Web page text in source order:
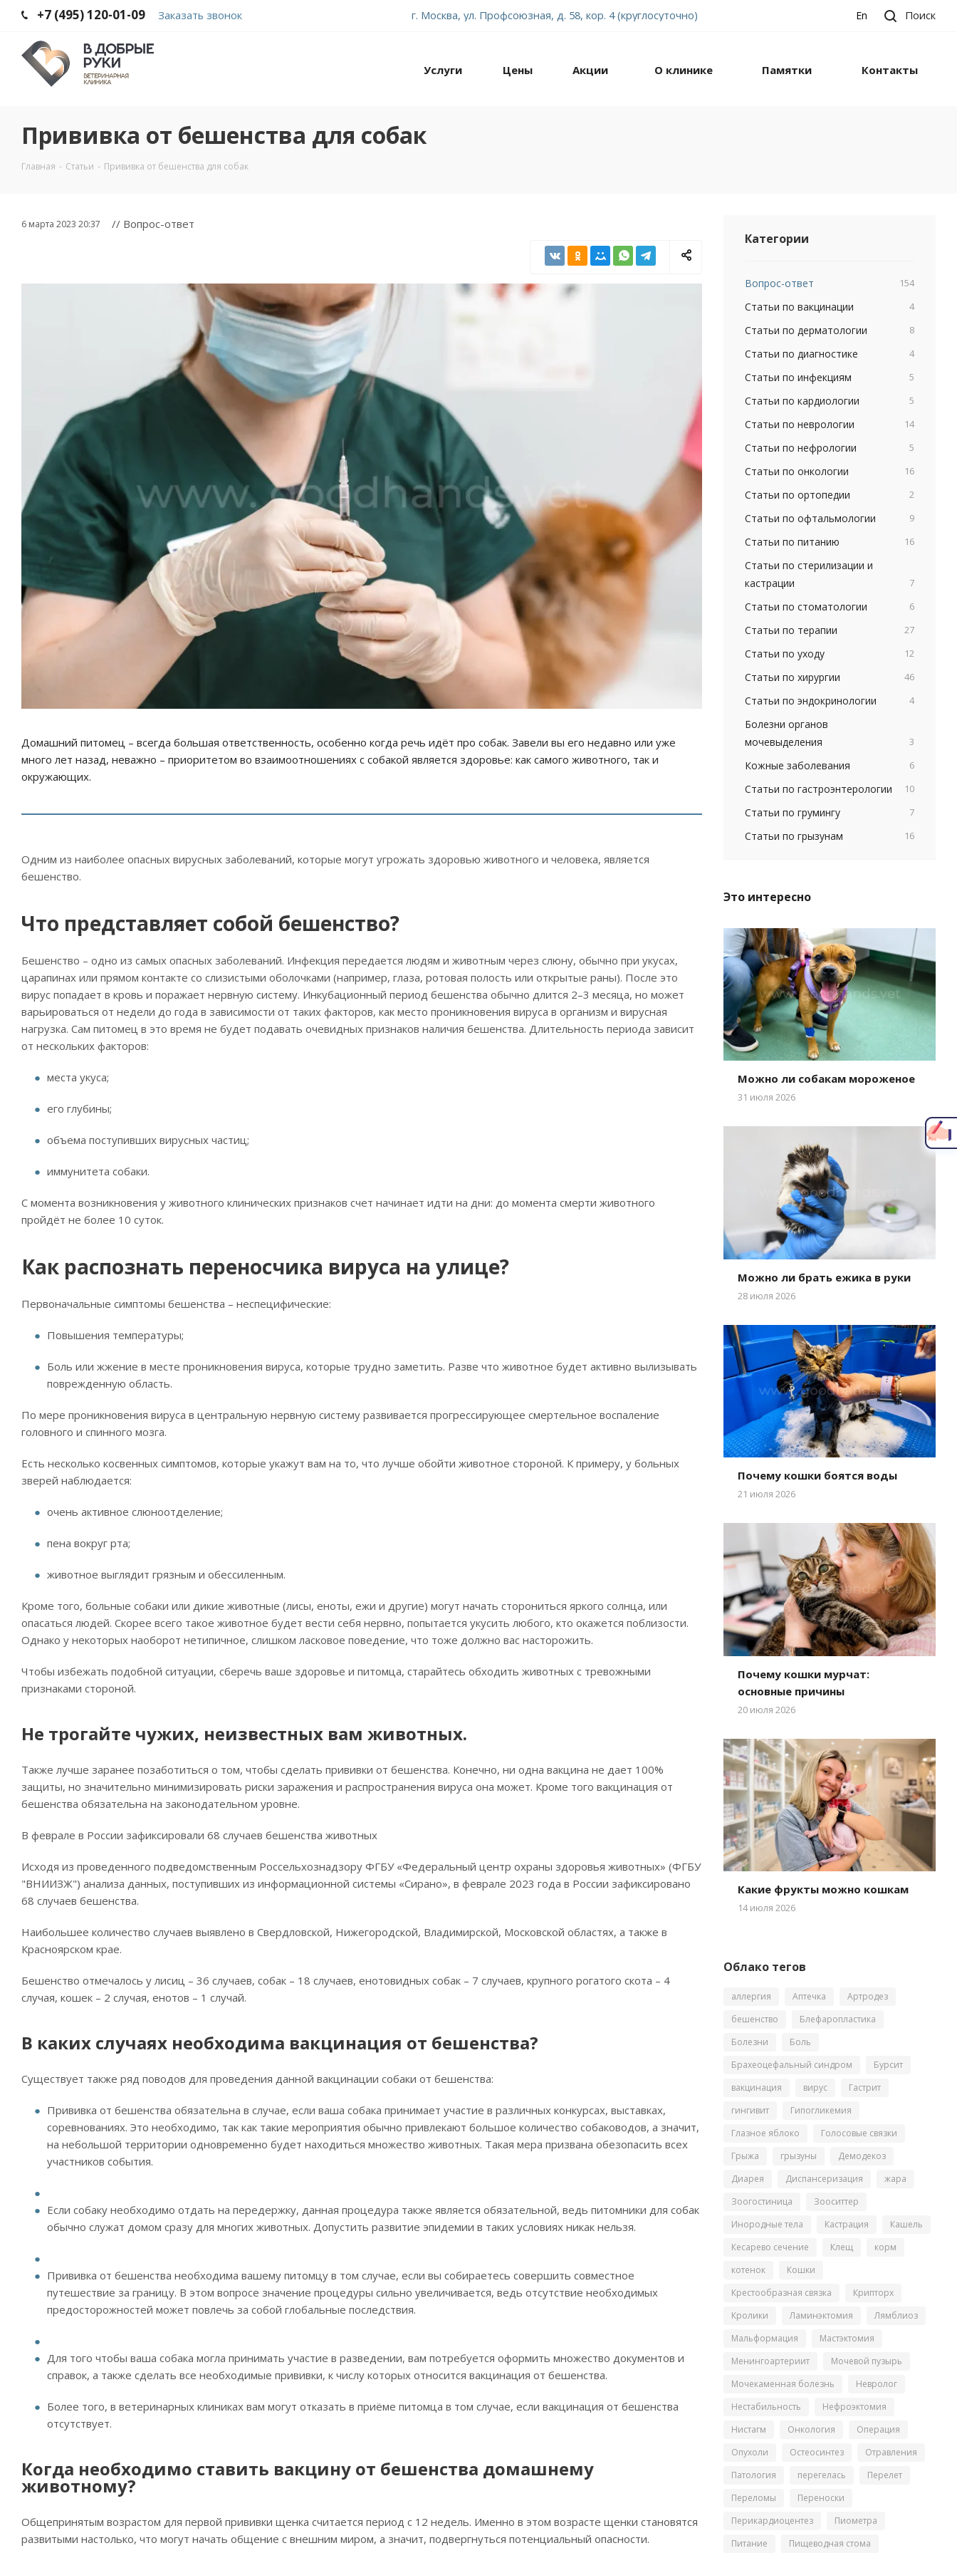
+7 (495) 120-01-09 Заказать звонок г. Москва, ул. Профсоюзная, д. 58, кор. 4 (круглосуточно) En Поиск
Услуги Цены Акции О клинике Памятки Контакты
Прививка от бешенства для собак
Главная - Статьи - Прививка от бешенства для собак
6 марта 2023 20:37 // Вопрос-ответ
Домашний питомец – всегда большая ответственность, особенно когда речь идёт про собак. Завели вы его недавно или уже
много лет назад, неважно – приоритетом во взаимоотношениях с собакой является здоровье: как самого животного, так и
окружающих.
Одним из наиболее опасных вирусных заболеваний, которые могут угрожать здоровью животного и человека, является
бешенство.
Что представляет собой бешенство?
Бешенство – одно из самых опасных заболеваний. Инфекция передается людям и животным через слюну, обычно при укусах,
царапинах или прямом контакте со слизистыми оболочками (например, глаза, ротовая полость или открытые раны). После это
вирус попадает в кровь и поражает нервную систему. Инкубационный период бешенства обычно длится 2–3 месяца, но может
варьироваться от недели до года в зависимости от таких факторов, как место проникновения вируса в организм и вирусная
нагрузка. Сам питомец в это время не будет подавать очевидных признаков наличия бешенства. Длительность периода зависит
от нескольких факторов:
места укуса;
его глубины;
объема поступивших вирусных частиц;
иммунитета собаки.
С момента возникновения у животного клинических признаков счет начинает идти на дни: до момента смерти животного
пройдёт не более 10 суток.
Как распознать переносчика вируса на улице?
Первоначальные симптомы бешенства – неспецифические:
Повышения температуры;
Боль или жжение в месте проникновения вируса, которые трудно заметить. Разве что животное будет активно вылизывать
поврежденную область.
По мере проникновения вируса в центральную нервную систему развивается прогрессирующее смертельное воспаление
головного и спинного мозга.
Есть несколько косвенных симптомов, которые укажут вам на то, что лучше обойти животное стороной. К примеру, у больных
зверей наблюдается:
очень активное слюноотделение;
пена вокруг рта;
животное выглядит грязным и обессиленным.
Кроме того, больные собаки или дикие животные (лисы, еноты, ежи и другие) могут начать сторониться яркого солнца, или
опасаться людей. Скорее всего такое животное будет вести себя нервно, попытается укусить любого, кто окажется поблизости.
Однако у некоторых наоборот нетипичное, слишком ласковое поведение, что тоже должно вас насторожить.
Чтобы избежать подобной ситуации, сберечь ваше здоровье и питомца, старайтесь обходить животных с тревожными
признаками стороной.
Не трогайте чужих, неизвестных вам животных.
Также лучше заранее позаботиться о том, чтобы сделать прививки от бешенства. Конечно, ни одна вакцина не дает 100%
защиты, но значительно минимизировать риски заражения и распространения вируса она может. Кроме того вакцинация от
бешенства обязательна на законодательном уровне.
В феврале в России зафиксировали 68 случаев бешенства животных
Исходя из проведенного подведомственным Россельхознадзору ФГБУ «Федеральный центр охраны здоровья животных» (ФГБУ
"ВНИИЗЖ") анализа данных, поступивших из информационной системы «Сирано», в феврале 2023 года в России зафиксировано
68 случаев бешенства.
Наибольшее количество случаев выявлено в Свердловской, Нижегородской, Владимирской, Московской областях, а также в
Красноярском крае.
Бешенство отмечалось у лисиц – 36 случаев, собак – 18 случаев, енотовидных собак – 7 случаев, крупного рогатого скота – 4
случая, кошек – 2 случая, енотов – 1 случай.
В каких случаях необходима вакцинация от бешенства?
Существует также ряд поводов для проведения данной вакцинации собаки от бешенства:
Прививка от бешенства обязательна в случае, если ваша собака принимает участие в различных конкурсах, выставках,
соревнованиях. Это необходимо, так как такие мероприятия обычно привлекают большое количество собаководов, а значит,
на небольшой территории одновременно будет находиться множество животных. Такая мера призвана обезопасить всех
участников события.
Если собаку необходимо отдать на передержку, данная процедура также является обязательной, ведь питомники для собак
обычно служат домом сразу для многих животных. Допустить развитие эпидемии в таких условиях никак нельзя.
Прививка от бешенства необходима вашему питомцу в том случае, если вы собираетесь совершить совместное
путешествие за границу. В этом вопросе значение процедуры сильно увеличивается, ведь отсутствие необходимых
предосторожностей может повлечь за собой глобальные последствия.
Для того чтобы ваша собака могла принимать участие в разведении, вам потребуется оформить множество документов и
справок, а также сделать все необходимые прививки, к числу которых относится вакцинация от бешенства.
Более того, в ветеринарных клиниках вам могут отказать в приёме питомца в том случае, если вакцинация от бешенства
отсутствует.
Когда необходимо ставить вакцину от бешенства домашнему
животному?
Общепринятым возрастом для первой прививки щенка считается период с 12 недель. Именно в этом возрасте щенки становятся
развитыми настолько, что могут начать общение с внешним миром, а значит, подвергнуться потенциальный опасности.
Категории
Вопрос-ответ 154
Статьи по вакцинации 4
Статьи по дерматологии 8
Статьи по диагностике 4
Статьи по инфекциям 5
Статьи по кардиологии 5
Статьи по неврологии 14
Статьи по нефрологии 5
Статьи по онкологии 16
Статьи по ортопедии 2
Статьи по офтальмологии 9
Статьи по питанию 16
Статьи по стерилизации и
кастрации
7
Статьи по стоматологии 6
Статьи по терапии 27
Статьи по уходу 12
Статьи по хирургии 46
Статьи по эндокринологии 4
Болезни органов
мочевыделения
3
Кожные заболевания 6
Статьи по гастроэнтерологии 10
Статьи по грумингу 7
Статьи по грызунам 16
Это интересно
Можно ли собакам мороженое
31 июля 2026
Можно ли брать ежика в руки
28 июля 2026
Почему кошки боятся воды
21 июля 2026
Почему кошки мурчат:
основные причины
20 июля 2026
Какие фрукты можно кошкам
14 июля 2026
Облако тегов
аллергия Аптечка
Артродез
бешенство
Блефаропластика
Болезни
Боль
Брахеоцефальный синдром
Бурсит
вакцинация
вирус
Гастрит
гингивит
Гипогликемия
Глазное яблоко
Голосовые связки
Грыжа
грызуны
Демодекоз
Диарея
Диспансеризация
жара
Зоогостиница
Зооситтер
Инородные тела
Кастрация
Кашель
Кесарево сечение
Клещ
корм
котенок
Кошки
Крестообразная связка
Крипторх
Кролики
Ламинэктомия
Лямблиоз
Мальформация
Мастэктомия
Менингоартериит
Мочевой пузырь
Мочекаменная болезнь
Невролог
Нестабильность
Нефроэктомия
Нистагм
Онкология
Операция
Опухоли
Остеосинтез
Отравления
Патология
перегелась
Перелет
Переломы
Переноски
Перикардиоцентез
Пиометра
Питание
Пищеводная стома
Написать главному врачу